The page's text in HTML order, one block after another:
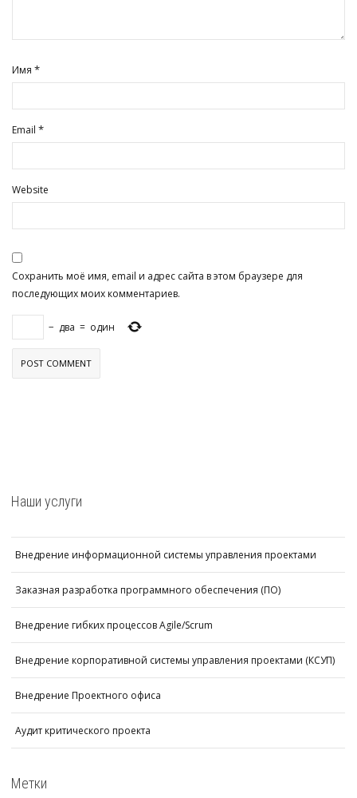
Имя *
Email *
Website
Сохранить моё имя, email и адрес сайта в этом браузере для
последующих моих комментариев.
− два = один
Наши услуги
Внедрение информационной системы управления проектами
Заказная разработка программного обеспечения (ПО)
Внедрение гибких процессов Agile/Scrum
Внедрение корпоративной системы управления проектами (КСУП)
Внедрение Проектного офиса
Аудит критического проекта
Метки